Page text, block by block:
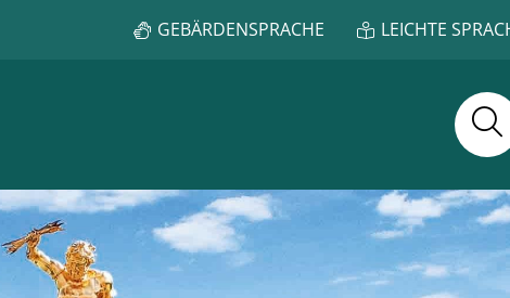
GEBÄRDENSPRACHE LEICHTE